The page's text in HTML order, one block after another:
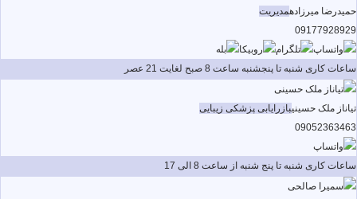
حمیدرضا میرزادهمدیریت
09177928929
ساعات کاری شنبه تا پنجشنبه ساعت 8 صبح لغایت 21 عصر
تیاناز ملک حسینیبازرایابی پزشکی زیبایی
09052363463
ساعات کاری شنبه تا پنج شنبه از ساعت 8 الی 17